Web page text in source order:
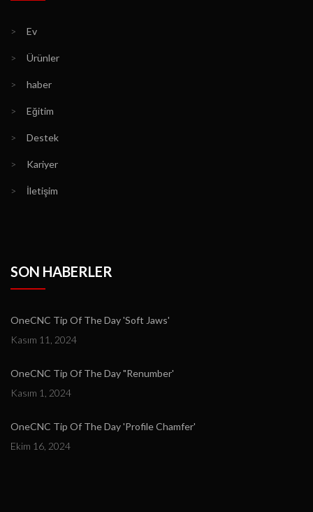
> Ev
> Ürünler
> haber
> Eğitim
> Destek
> Kariyer
> İletişim
SON HABERLER
OneCNC Tip Of The Day 'Soft Jaws'
Kasım 11, 2024
OneCNC Tip Of The Day "Renumber'
Kasım 1, 2024
OneCNC Tip Of The Day 'Profile Chamfer'
Ekim 16, 2024